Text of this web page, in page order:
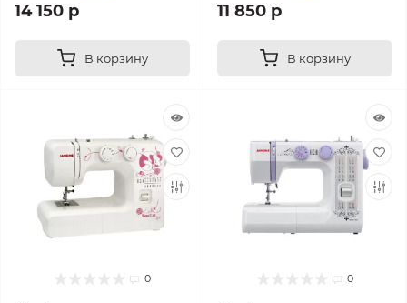
14 150 р
В корзину
11 850 р
В корзину
0 0